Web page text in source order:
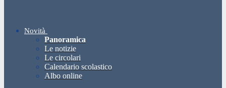
Novità
Panoramica
Le notizie
Le circolari
Calendario scolastico
Albo online